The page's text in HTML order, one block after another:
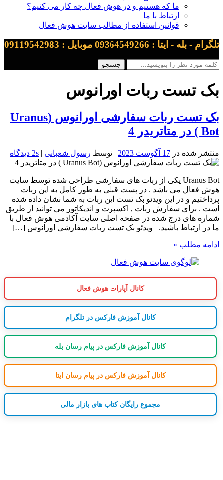
ما که هستیم و در هوش فعال چه کار می کنیم؟
ارتباط با ما
قوانین استفاده از مطالب سایت هوش فعال
تلگرام - بله - ایتا : 09364549266 موبایل : 09119542983
بک تست ربات اورانوس
بک تست ربات سفارشی اورانوس (Uranus
Bot ) در متاتریدر 4
منتشر شده در 17 آگوست 2023 | توسط رسول شعبانی | 2s دیدگاه
Uranus Bot یکی از ربات های سفارشی طراحی شده توسط سایت
هوش فعال می باشد . در پست قبلی به طور کامل به این ربات
پرداختیم و در این ویدئو بک تست این ربات به شما نشان داده شده
است . برای سفارش ربات , اکسپرت و اندیکاتور می توانید از طریق
شماره های درج شده در صفحه اصلی سایت آکادمی هوش فعال با
ما در ارتباط باشید. ویدئو بک تست ربات سفارشی اورانوس […]
ادامه مطلب »
کانال آپارات هوش فعال
کانال آموزش فارکس در تلگرام
کانال آموزش فارکس در پیام رسان بله
کانال آموزش فارکس در پیام رسان ایتا
مجموع رایگان کتاب های بازار مالی